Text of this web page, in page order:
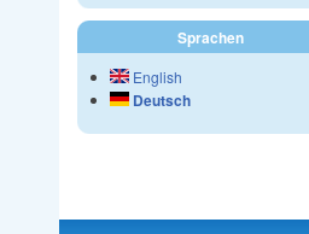
Sprachen
English
Deutsch